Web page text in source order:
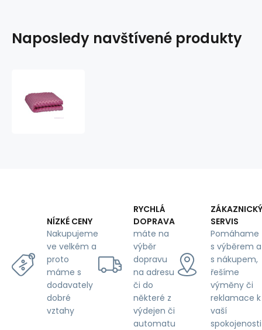
Naposledy navštívené produkty
NÍZKÉ CENY
Nakupujeme
ve velkém a
proto
máme s
dodavately
dobré
vztahy
RYCHLÁ
DOPRAVA
máte na
výběr
dopravu
na adresu
či do
některé z
výdejen či
automatu
ZÁKAZNICKÝ
SERVIS
Pomáhame
s výběrem a
s nákupem,
řešíme
výměny či
reklamace k
vaší
spokojenosti